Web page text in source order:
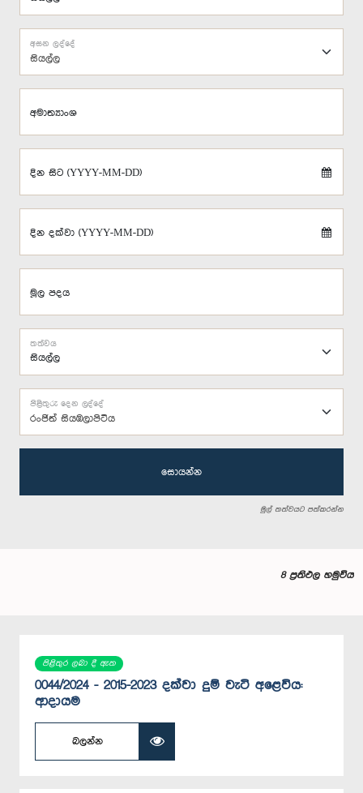
සියල්ල
අසන ලද්දේ
අමාත්‍යාංශ
දින සිට (YYYY-MM-DD)
දින දක්වා (YYYY-MM-DD)
මූල පදය
තත්වය
රංජිත් සියඹලාපිටිය
පිළිතුරු දෙන ලද්දේ
සොයන්න
මුල් තත්වයට පත්කරන්න
8 ප්‍රතිඵල හමුවිය
පිළිතුර ලබා දී ඇත
0044/2024 - 2015-2023 දක්වා දුම් වැටි අළෙවිය:
ආදායම
බලන්න